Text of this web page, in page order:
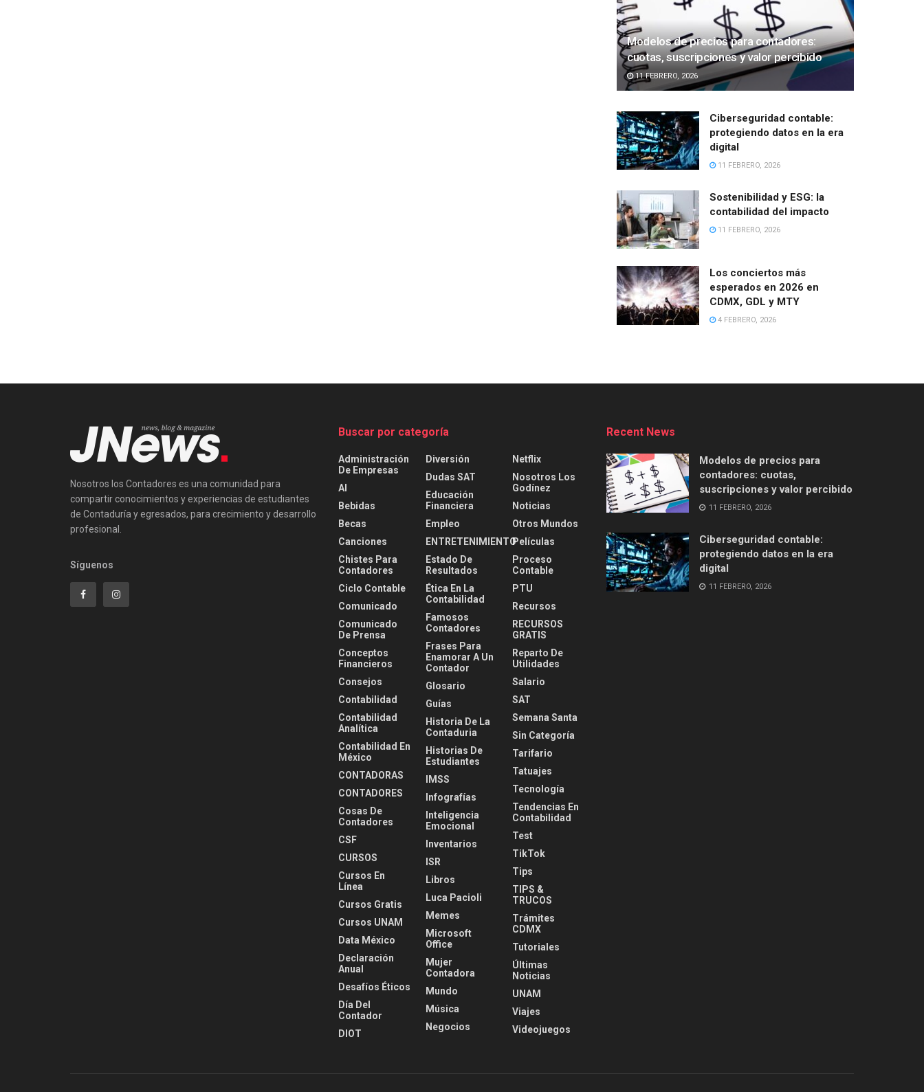
Modelos de precios para contadores:
cuotas, suscripciones y valor percibido
11 FEBRERO, 2026
Ciberseguridad contable:
protegiendo datos en la era
digital
11 FEBRERO, 2026
Sostenibilidad y ESG: la
contabilidad del impacto
11 FEBRERO, 2026
Los conciertos más
esperados en 2026 en
CDMX, GDL y MTY
4 FEBRERO, 2026
Nosotros los Contadores es una comunidad para
compartir conocimientos y experiencias de estudiantes
de Contaduría y egresados, para crecimiento y desarrollo
profesional.
Síguenos
Buscar por categoría
Administración
De Empresas
AI
Bebidas
Becas
Canciones
Chistes Para
Contadores
Ciclo Contable
Comunicado
Comunicado
De Prensa
Conceptos
Financieros
Consejos
Contabilidad
Contabilidad
Analítica
Contabilidad En
México
CONTADORAS
CONTADORES
Cosas De
Contadores
CSF
CURSOS
Cursos En
Línea
Cursos Gratis
Cursos UNAM
Data México
Declaración
Anual
Desafíos Éticos
Día Del
Contador
DIOT
Diversión
Dudas SAT
Educación
Financiera
Empleo
ENTRETENIMIENTO
Estado De
Resultados
Ética En La
Contabilidad
Famosos
Contadores
Frases Para
Enamorar A Un
Contador
Glosario
Guías
Historia De La
Contaduria
Historias De
Estudiantes
IMSS
Infografías
Inteligencia
Emocional
Inventarios
ISR
Libros
Luca Pacioli
Memes
Microsoft
Office
Mujer
Contadora
Mundo
Música
Negocios
Netflix
Nosotros Los
Godínez
Noticias
Otros Mundos
Películas
Proceso
Contable
PTU
Recursos
RECURSOS
GRATIS
Reparto De
Utilidades
Salario
SAT
Semana Santa
Sin Categoría
Tarifario
Tatuajes
Tecnología
Tendencias En
Contabilidad
Test
TikTok
Tips
TIPS &
TRUCOS
Trámites
CDMX
Tutoriales
Últimas
Noticias
UNAM
Viajes
Videojuegos
Recent News
Modelos de precios para
contadores: cuotas,
suscripciones y valor percibido
11 FEBRERO, 2026
Ciberseguridad contable:
protegiendo datos en la era
digital
11 FEBRERO, 2026